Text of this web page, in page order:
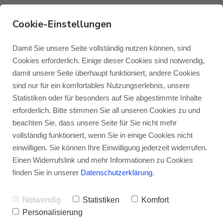
Monitor Audio
Monitor Audio Custom Install
Roksan
Blok
Blog Monitor Audio
Blog Roksan
Blog Blok
Monitor Audio Platinum
100 3G in den Top 10
bei John Darko
VON JENS RAGENOW 27.01.2023
Das Jahr hat gerade angefangen und schon
stehen eine ganze Reihe neue Produkte „in
werden. Die zehn spannendsten Produkte
Cookie-Einstellungen
Damit Sie unsere Seite vollständig nutzen können, sind
Cookies erforderlich. Einige dieser Cookies sind notwendig,
damit unsere Seite überhaupt funktioniert, andere Cookies
sind nur für ein komfortables Nutzungserlebnis, unsere
Statistiken oder für besonders auf Sie abgestimmte Inhalte
erforderlich. Bitte stimmen Sie all unseren Cookies zu und
beachten Sie, dass unsere Seite für Sie nicht mehr
vollständig funktioniert, wenn Sie in einige Cookies nicht
einwilligen. Sie können Ihre Einwilligung jederzeit widerrufen.
Einen Widerrufslink und mehr Informationen zu Cookies
finden Sie in unserer Datenschutzerklärung.
Notwendig Statistiken
Komfort
Personalisierung